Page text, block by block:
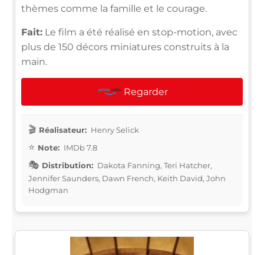
thèmes comme la famille et le courage.
Fait: Le film a été réalisé en stop-motion, avec
plus de 150 décors miniatures construits à la
main.
Regarder
Réalisateur: Henry Selick
Note: IMDb 7.8
Distribution: Dakota Fanning, Teri Hatcher,
Jennifer Saunders, Dawn French, Keith David, John
Hodgman